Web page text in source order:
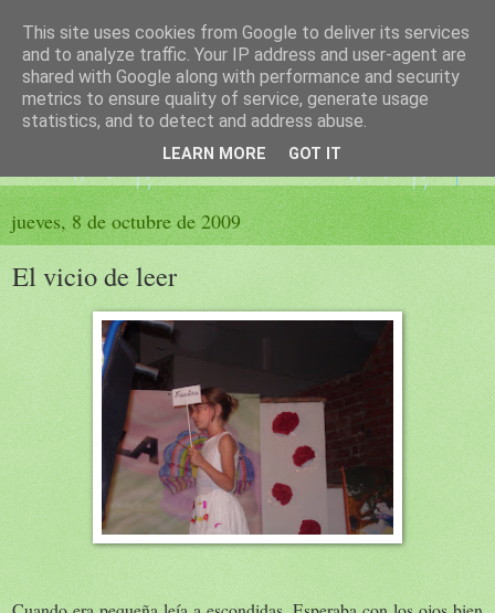
El sueño de las palabras
PÁGINA LITERARIA DE FELISA MORENO
jueves, 8 de octubre de 2009
El vicio de leer
This site uses cookies from Google to deliver its services
and to analyze traffic. Your IP address and user-agent are
shared with Google along with performance and security
metrics to ensure quality of service, generate usage
statistics, and to detect and address abuse.
LEARN MORE GOT IT